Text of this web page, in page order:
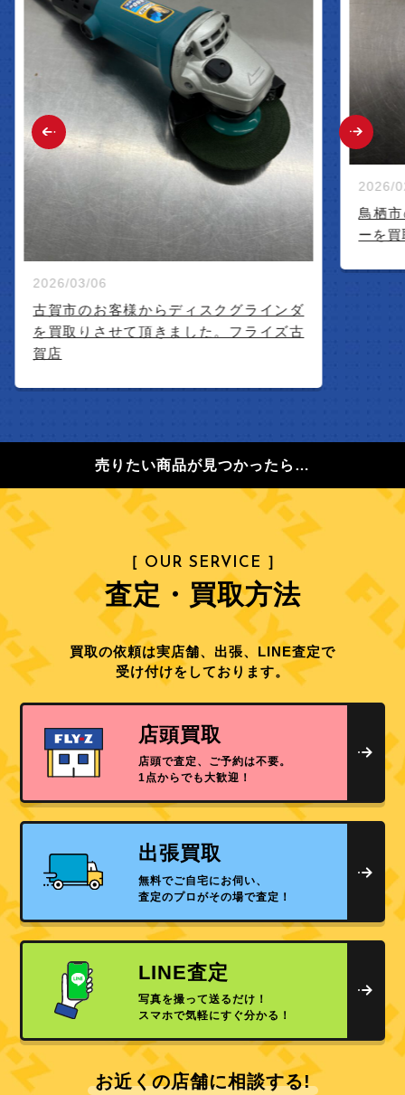
03/06
賀市のお客様からディスクグラインダ
買取りさせて頂きました。フライズ古
2026/02/26
鳥栖市のお
ーを買取い
売りたい商品が見つかったら…
［ OUR SERVICE ］
査定・買取方法
買取の依頼は実店舗、出張、LINE査定で
受け付けをしております。
店頭買取
店頭で査定、ご予約は不要。
1点からでも大歓迎！
出張買取
無料でご自宅にお伺い、
査定のプロがその場で査定！
LINE査定
写真を撮って送るだけ！
スマホで気軽にすぐ分かる！
お近くの店舗に相談する!